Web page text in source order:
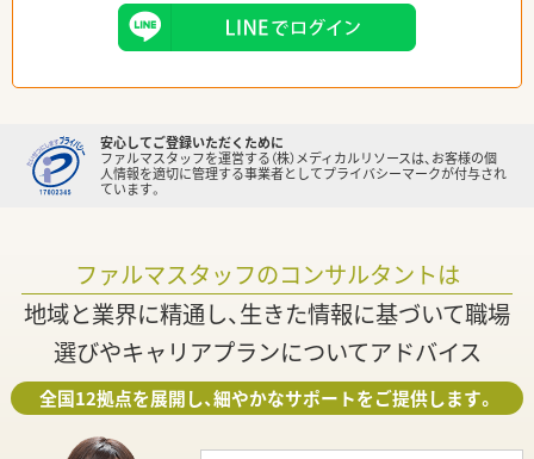
安心してご登録いただくために
ファルマスタッフを運営する（株）メディカルリソースは、お客様の個
人情報を適切に管理する事業者としてプライバシーマークが付与され
ています。
ファルマスタッフのコンサルタントは
地域と業界に精通し、生きた情報に基づいて職場
選びやキャリアプランについてアドバイス
全国12拠点を展開し、細やかなサポートをご提供します。